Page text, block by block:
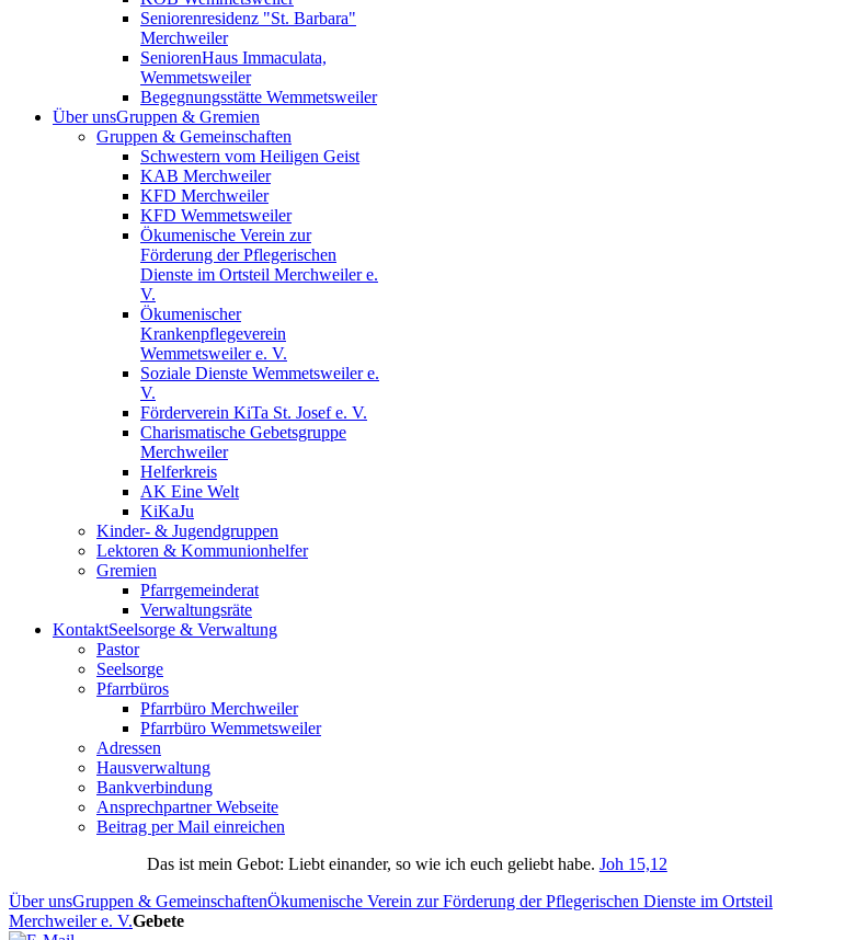
Seniorenresidenz "St. Barbara"
Merchweiler
SeniorenHaus Immaculata,
Wemmetsweiler
Begegnungsstätte Wemmetsweiler
Über unsGruppen & Gremien
Gruppen & Gemeinschaften
Schwestern vom Heiligen Geist
KAB Merchweiler
KFD Merchweiler
KFD Wemmetsweiler
Ökumenische Verein zur
Förderung der Pflegerischen
Dienste im Ortsteil Merchweiler e.
V.
Ökumenischer
Krankenpflegeverein
Wemmetsweiler e. V.
Soziale Dienste Wemmetsweiler e.
V.
Förderverein KiTa St. Josef e. V.
Charismatische Gebetsgruppe
Merchweiler
Helferkreis
AK Eine Welt
KiKaJu
Kinder- & Jugendgruppen
Lektoren & Kommunionhelfer
Gremien
Pfarrgemeinderat
Verwaltungsräte
KontaktSeelsorge & Verwaltung
Pastor
Seelsorge
Pfarrbüros
Pfarrbüro Merchweiler
Pfarrbüro Wemmetsweiler
Adressen
Hausverwaltung
Bankverbindung
Ansprechpartner Webseite
Beitrag per Mail einreichen
Das ist mein Gebot: Liebt einander, so wie ich euch geliebt habe. Joh 15,12
Über unsGruppen & GemeinschaftenÖkumenische Verein zur Förderung der Pflegerischen Dienste im Ortsteil
Merchweiler e. V.Gebete